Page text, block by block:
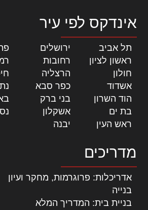
אינדקס לפי עיר
תל אביב ירושלים
ראשון לציון
רחובות
חולון
הרצליה
אשדוד
כפר סבא
הוד השרון
בני ברק
בת ים
אשקלון
ראש העין
יבנה
מדריכים
אדריכלות: פרוגרמות, מחקר ועיון
בנייה
בניית בית: המדריך המלא